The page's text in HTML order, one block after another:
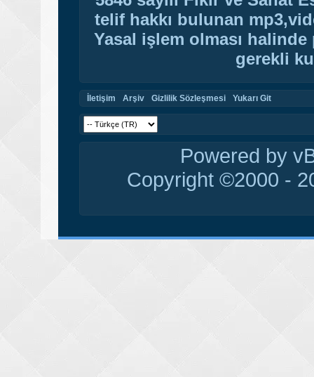
telif hakkı bulunan
Yasal işlem olması
gerekli
İletişim Arşiv Gizlilik Sözleşmesi Yukarı Git
Powered by
Copyright ©2000 -